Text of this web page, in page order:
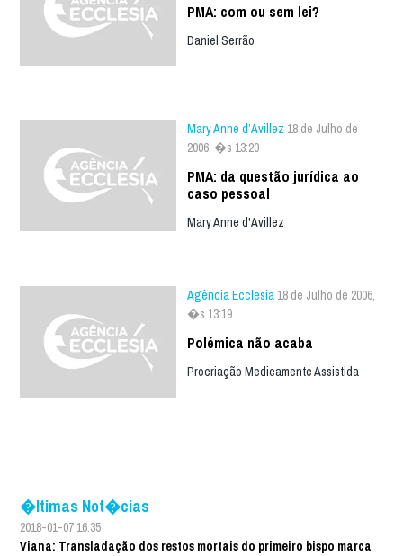
PMA: com ou sem lei?
Daniel Serrão
Mary Anne d’Avillez 18 de Julho de
2006, �s 13:20
PMA: da questão jurídica ao
caso pessoal
Mary Anne d'Avillez
Agência Ecclesia 18 de Julho de 2006,
�s 13:19
Polémica não acaba
Procriação Medicamente Assistida
�ltimas Not�cias
2018-01-07 16:35
Viana: Transladação dos restos mortais do primeiro bispo marca